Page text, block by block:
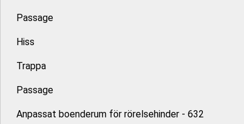
Passage
Hiss
Trappa
Passage
Anpassat boenderum för rörelsehinder - 632